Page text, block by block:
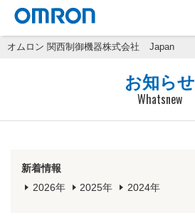
オムロン 関西制御機器株式会社 Japan
お知らせ
Whatsnew
新着情報
2026年
2025年 2024年